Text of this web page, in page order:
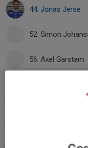
44. Jonas Jerse
52. Simon
56. Axel Garstam
69. Gustav